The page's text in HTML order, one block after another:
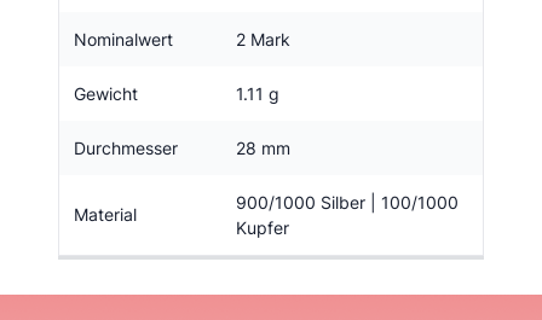
Nominalwert 2 Mark
Gewicht 1.11 g
Durchmesser 28 mm
Material
900/1000 Silber | 100/1000
Kupfer